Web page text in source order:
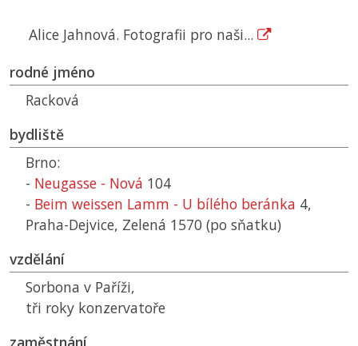
Alice Jahnová. Fotografii pro naši...
rodné jméno
Racková
bydliště
Brno:
- Neugasse - Nová 104
- Beim weissen Lamm - U bílého beránka 4,
Praha-Dejvice, Zelená 1570 (po sňatku)
vzdělání
Sorbona v Paříži,
tři roky konzervatoře